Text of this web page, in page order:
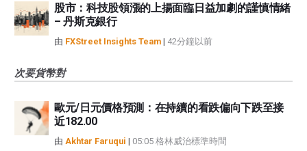
股市：科技股領漲的上揚面臨日益加劇的謹慎情緒
– 丹斯克銀行
由 FXStreet Insights Team | 42分鐘以前
次要貨幣對
歐元/日元價格預測：在持續的看跌偏向下跌至接
近182.00
由 Akhtar Faruqui | 05:05 格林威治標準時間